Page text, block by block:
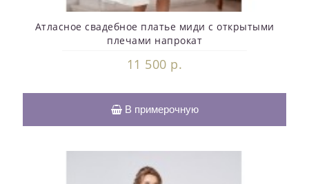
Атласное свадебное платье миди с открытыми
плечами напрокат
11 500 р.
В примерочную